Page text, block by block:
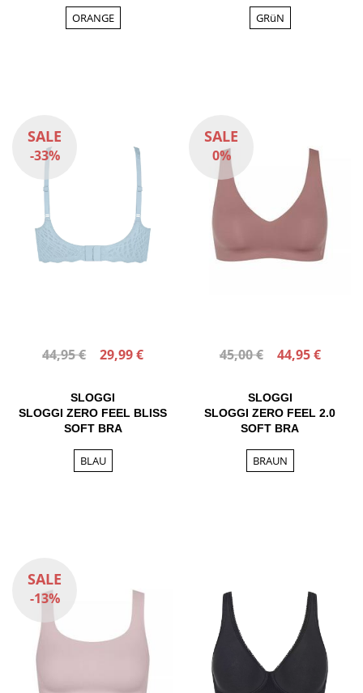
ORANGE GRüN
SALE
-33%
44,95 € 29,99 €
SLOGGI
SLOGGI ZERO FEEL BLISS
SOFT BRA
BLAU
SALE
0%
45,00 € 44,95 €
SLOGGI
SLOGGI ZERO FEEL 2.0
SOFT BRA
BRAUN
SALE
-13%